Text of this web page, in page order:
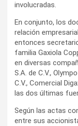
involucradas.
En conjunto, los
relación
entonces
familia Gaxiola
en diversas
S.A. de C.V.,
C.V., Comercial
las dos últimas
Según las actas
entre sus